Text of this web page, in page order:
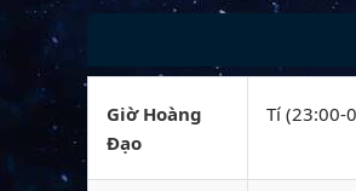
Giờ Hoàng
Đạo
Tí (23:00-